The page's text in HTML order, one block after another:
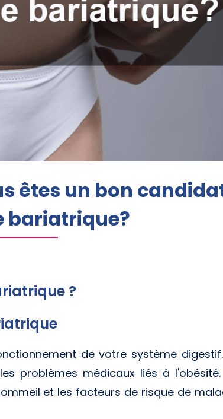
êtes un bon
bariatrique?
?
de votre système
problèmes médicaux liés à
et les facteurs de risque de